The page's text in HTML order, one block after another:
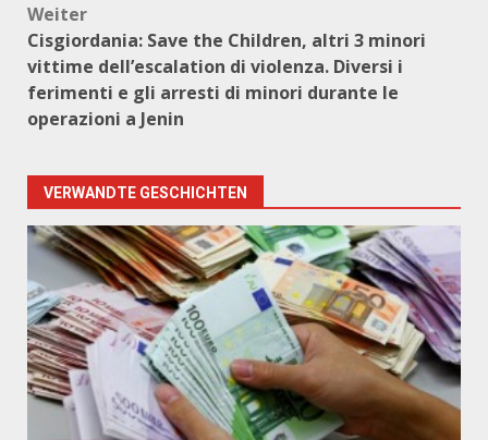
Weiter
Cisgiordania: Save the Children, altri 3 minori
vittime dell’escalation di violenza. Diversi i
ferimenti e gli arresti di minori durante le
operazioni a Jenin
VERWANDTE GESCHICHTEN